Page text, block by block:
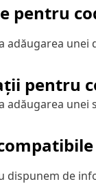
pentru
adăugarea unei
pentru
adăugarea unei
dispunem de